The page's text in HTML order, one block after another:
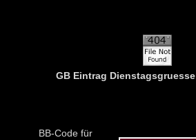
GB Eintrag Dienstagsgruesse
BB-Code für